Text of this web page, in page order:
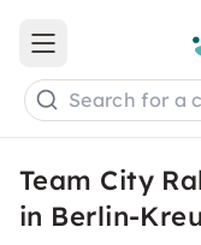
Open main menu
Search for a
Team City
in Berlin-